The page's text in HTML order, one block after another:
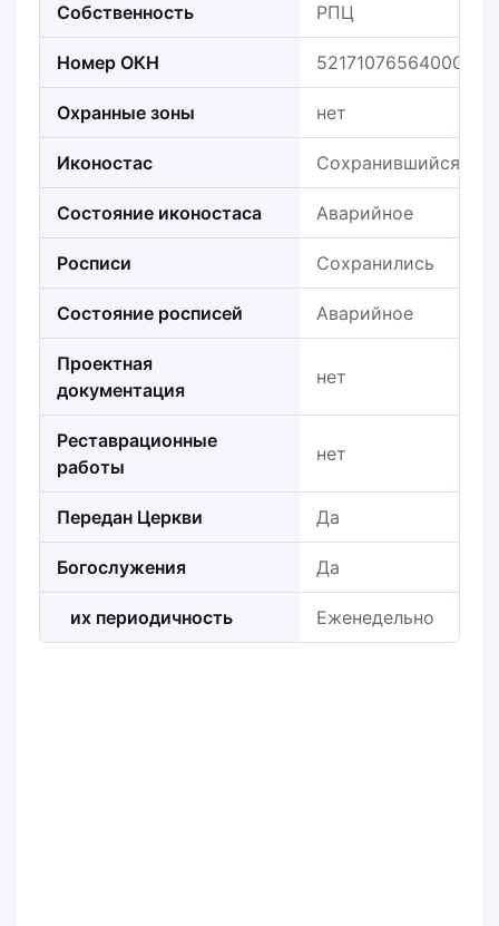
Собственность РПЦ
Номер ОКН 521710765640005
Охранные зоны нет
Иконостас Сохранившийся
Состояние иконостаса Аварийное
Росписи Сохранились
Состояние росписей Аварийное
Проектная
документация
нет
Реставрационные
работы
нет
Передан Церкви Да
Богослужения Да
их периодичность Еженедельно